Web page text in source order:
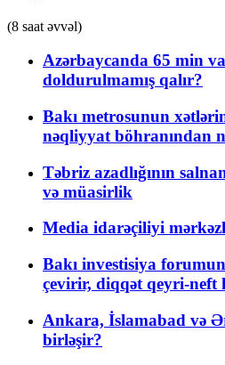
(8 saat əvvəl)
Azərbaycanda 65 min
doldurulmamış qalır?
Bakı metrosunun
nəqliyyat böhranından
Təbriz azadlığının
və müasirlik
Media idarəçiliyi
Bakı investisiya
çevirir, diqqət qeyri-neft
Ankara, İslamabad və
birləşir?